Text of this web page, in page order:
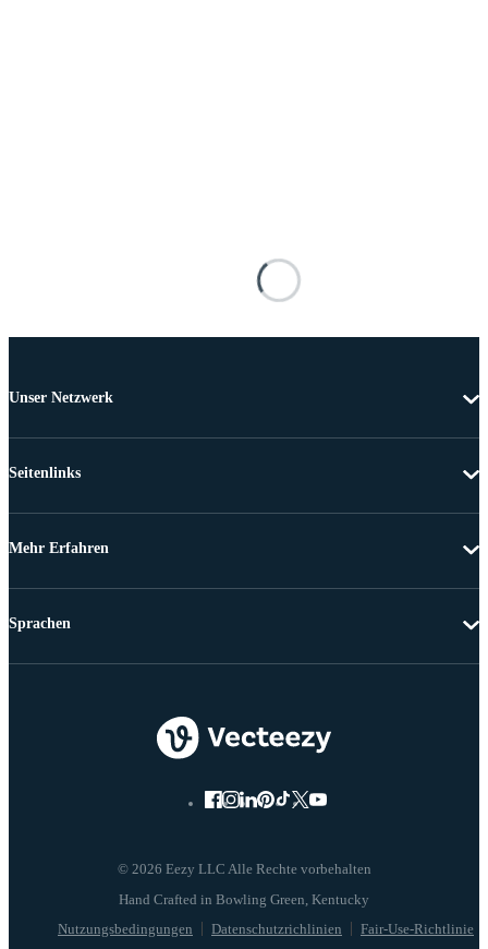
Unser Netzwerk
Seitenlinks
Mehr Erfahren
© 2026 Eezy LLC Alle Rechte vorbehalten
Nutzungsbedingungen Datenschutzrichlinien Fair-Use-Richtlinie
Sprachen